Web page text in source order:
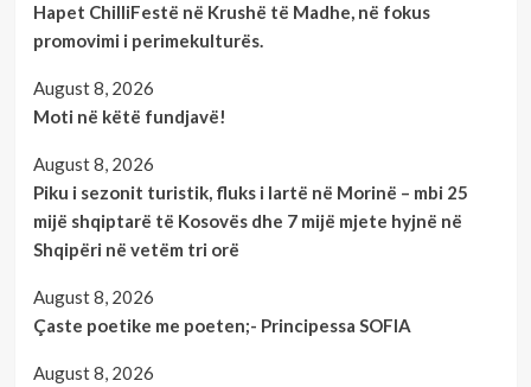
Hapet ChilliFestë në Krushë të Madhe, në fokus
promovimi i perimekulturës.
August 8, 2026
Moti në këtë fundjavë!
August 8, 2026
Piku i sezonit turistik, fluks i lartë në Morinë – mbi 25
mijë shqiptarë të Kosovës dhe 7 mijë mjete hyjnë në
Shqipëri në vetëm tri orë
August 8, 2026
Çaste poetike me poeten;- Principessa SOFIA
August 8, 2026